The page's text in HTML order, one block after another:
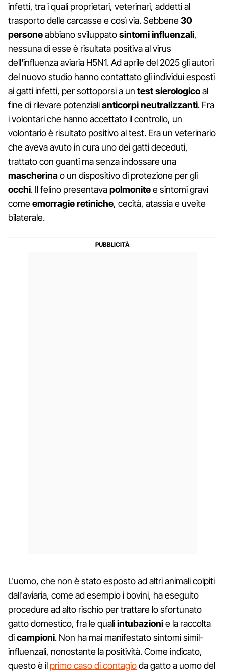
infetti, tra i quali proprietari, veterinari, addetti al
trasporto delle carcasse e così via. Sebbene30
personeabbiano sviluppatosintomi influenzali,
nessuna di esse è risultata positiva al virus
dell'influenza aviaria H5N1. Ad aprile del 2025 gli autori
del nuovo studio hanno contattato gli individui esposti
ai gatti infetti, per sottoporsi a un test sierologicoal
fine di rilevare potenzialianticorpi neutralizzanti. Fra
i volontari che hanno accettato il controllo, un
volontario è risultato positivo al test. Era un veterinario
che aveva avuto in cura uno dei gatti deceduti,
trattato con guanti ma senza indossare una
mascherinao un dispositivo di protezione per gli
occhi. Il felino presentavapolmonitee sintomi gravi
comeemorragie retiniche, cecità, atassia e uveite
bilaterale.
L'uomo, che non è stato esposto ad altri animali colpiti
dall'aviaria, come ad esempio i bovini, ha eseguito
procedure ad alto rischio per trattare lo sfortunato
gatto domestico, fra le qualiintubazionie la raccolta
dicampioni. Non ha mai manifestato sintomi simil-
influenzali, nonostante la positività. Come indicato,
questo è il primo caso di contagioda gatto a uomo del